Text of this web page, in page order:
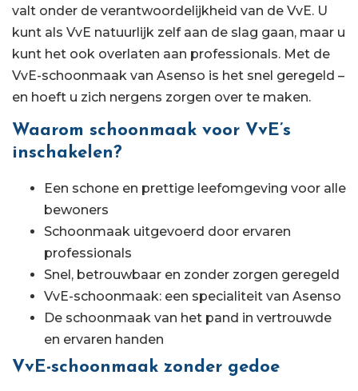
valt onder de verantwoordelijkheid van de VvE. U
kunt als VvE natuurlijk zelf aan de slag gaan, maar u
kunt het ook overlaten aan professionals. Met de
VvE-schoonmaak van Asenso is het snel geregeld –
en hoeft u zich nergens zorgen over te maken.
Waarom schoonmaak voor VvE’s
inschakelen?
Een schone en prettige leefomgeving voor alle
bewoners
Schoonmaak uitgevoerd door ervaren
professionals
Snel, betrouwbaar en zonder zorgen geregeld
VvE-schoonmaak: een specialiteit van Asenso
De schoonmaak van het pand in vertrouwde
en ervaren handen
VvE-schoonmaak zonder gedoe